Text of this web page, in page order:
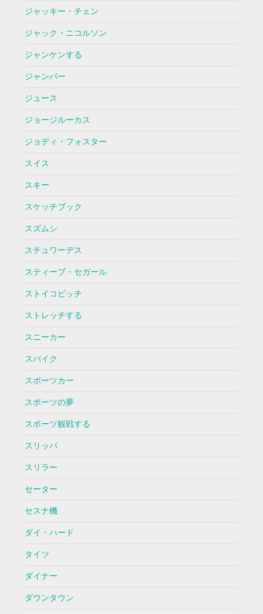
ジャッキー・チェン
ジャック・ニコルソン
ジャンケンする
ジャンバー
ジュース
ジョージルーカス
ジョディ・フォスター
スイス
スキー
スケッチブック
スズムシ
スチュワーデス
スティーブ・セガール
ストイコビッチ
ストレッチする
スニーカー
スパイク
スポーツカー
スポーツの夢
スポーツ観戦する
スリッパ
スリラー
セーター
セスナ機
ダイ・ハード
タイツ
ダイナー
ダウンタウン